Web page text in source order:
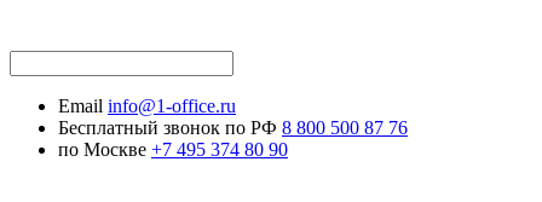
Email info@1-office.ru
Бесплатный звонок по РФ 8 800 500 87 76
по Москве +7 495 374 80 90